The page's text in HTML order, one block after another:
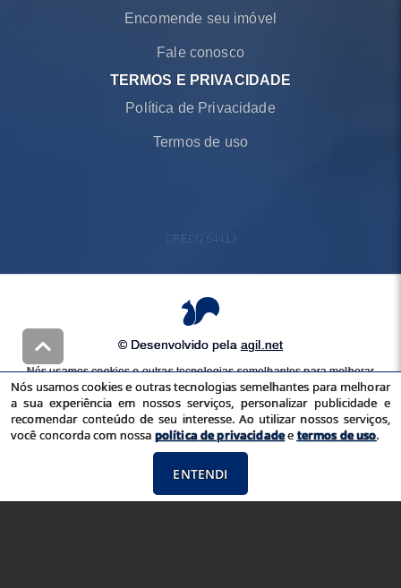
Encomende seu imóvel
Fale conosco
TERMOS E PRIVACIDADE
Política de Privacidade
Termos de uso
CRECI 26441J
© Desenvolvido pela agil.net
Nós usamos cookies e outras tecnologias semelhantes para melhorar
a sua experiência em nossos serviços, personalizar publicidade e
recomendar conteúdo de seu interesse. Ao utilizar nossos serviços,
você concorda com nossapolítica de privacidadeetermos de uso
Nós usamos cookies e outras tecnologias semelhantes para melhorar
a sua experiência em nossos serviços, personalizar publicidade e
recomendar conteúdo de seu interesse. Ao utilizar nossos serviços,
você concorda com nossa política de privacidadeetermos de uso.
ENTENDI